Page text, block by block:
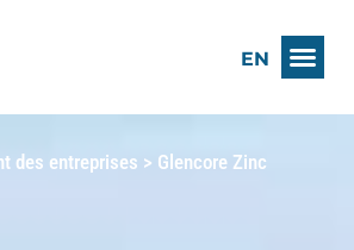
EN
des entreprises > Glencore Zinc